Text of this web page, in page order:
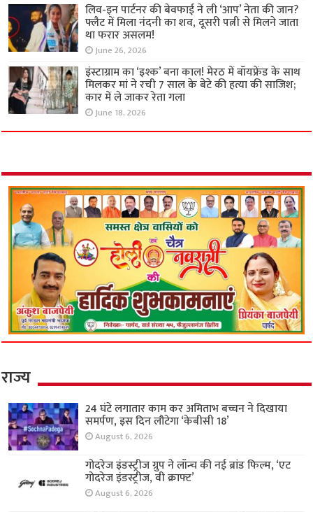
लिव-इन पार्टनर की बेवफाई ने ली ‘आप’ नेता की जान?
फ्लैट में मिला नंदनी का शव, दूसरी पत्नी से मिलने जाता
था फरार असलम!
June 26, 2026
इंस्टाग्राम का ‘इश्क’ बना काल! मेरठ में बॉयफ्रेंड के साथ
मिलकर मां ने रची 7 साल के बेटे की हत्या की साजिश;
कार में ले जाकर रेता गला
June 18, 2026
राज्य
24 घंटे लगातार काम कर अमिताभ बच्चन ने दिखाया
समर्पण, इस दिन लौटेगा ‘केबीसी 18’
August 6, 2026
गोदरेज इंडस्ट्रीज ग्रुप ने लॉन्च की नई ब्रांड फिल्म, ‘एट
गोदरेज इंडस्ट्रीज, वी क्राफ्ट’
August 6, 2026